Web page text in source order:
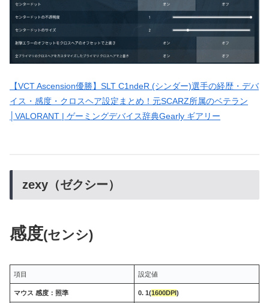
【VCT Ascension優勝】SLT C1ndeR (シンダー)選手の経歴・デバ
イス・感度・クロスヘア設定まとめ！元SCARZ所属のベテラン
│VALORANT | ゲーミングデバイス辞典Gearly ギアリー
zexy（ゼクシー）
感度(センシ)
項目 設定値
マウス 感度：照準 0. 1(1600DPI)